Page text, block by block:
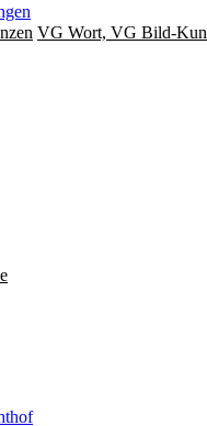
VG Wort, VG Bild-